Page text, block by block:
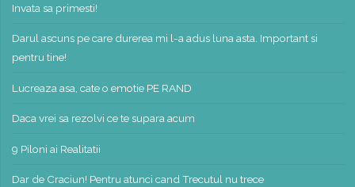
Invata sa primesti!
Darul ascuns pe care durerea mi l-a adus luna asta. Important si
pentru tine!
Lucreaza asa, cate o emotie PE RAND
Daca vrei sa rezolvi ce te supara acum
9 Piloni ai Realitatii
Dar de Craciun! Pentru atunci cand Trecutul nu trece